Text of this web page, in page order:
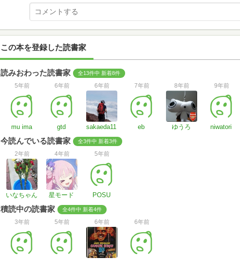
この本を登録した読書家
読みおわった読書家 全13件中 新着8件
5年前
mu ima
6年前
gtd
6年前
sakaeda11
7年前
eb
8年前
ゆうろ
9年前
niwatori
今読んでいる読書家 全3件中 新着3件
2年前
いなちゃん
4年前
星モード
5年前
POSU
積読中の読書家 全4件中 新着4件
3年前 5年前 6年前 6年前